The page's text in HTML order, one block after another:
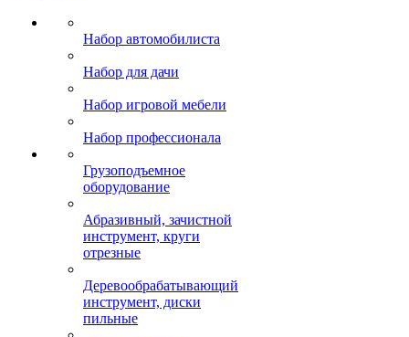
Набор автомобилиста
Набор для дачи
Набор игровой мебели
Набор профессионала
Грузоподъемное
оборудование
Абразивный, зачистной
инструмент, круги
отрезные
Деревообрабатывающий
инструмент, диски
пильные